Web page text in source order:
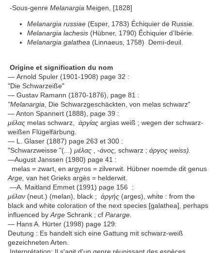
-Sous-genre Melanargia Meigen, [1828]
Melanargia russiae (Esper, 1783) Échiquier de Russie.
Melanargia lachesis (Hübner, 1790) Échiquier d’Ibérie.
Melanargia galathea (Linnaeus, 1758) Demi-deuil.
Origine et signification du nom
— Arnold Spuler (1901-1908) page 32 :
"Die Schwarzeiße"
— Gustav Ramann (1870-1876), page 81 :
"Melanargia , Die Schwarzgeschäckten, von melas schwarz"
— Anton Spannert (1888), page 39 :
μέλας melas schwarz, άργίας argias weiß ; wegen der schwarz-
weißen Flügelfärbung.
— L. Glaser (1887) page 263 et 300 :
"Schwarzweisse "(...) μέλας , -άνος, schwarz ; άργος weiss).
—August Janssen (1980) page 41 :
melas = zwart, en argyros = zilverwit. Hübner noemde dit genus
Arge, van het Grieks argès = helderwit.
—A. Maitland Emmet (1991) page 156 :
μέλαν (neut.) (melan), black ; ἀργής (arges), white : from the
black and white coloration of the next species [galathea], perhaps
influenced by Arge Schrank ; cf Pararge.
— Hans A. Hürter (1998) page 129:
Deutung : Es handelt sich eine Gattung mit schwarz-weiß
gezeichneten Arten.